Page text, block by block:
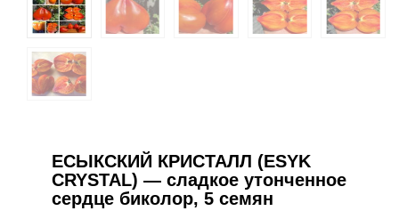
ЕСЫКСКИЙ КРИСТАЛЛ (ESYK
CRYSTAL) — сладкое утонченное
сердце биколор, 5 семян